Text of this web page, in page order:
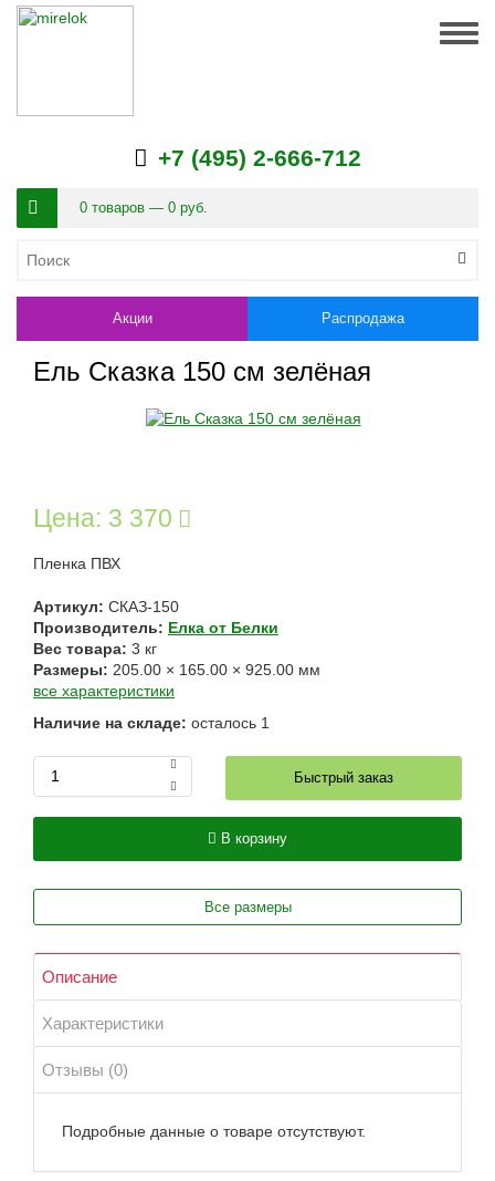
+7 (495) 2-666-712
0 товаров — 0 руб.
Акции Распродажа
Ель Сказка 150 см зелёная
Цена: 3 370
Пленка ПВХ
Артикул: СКАЗ-150
Производитель: Елка от Белки
Вес товара: 3 кг
Размеры: 205.00 × 165.00 × 925.00 мм
все характеристики
Наличие на складе: осталось 1
Быстрый заказ
В корзину
Все размеры
Описание
Характеристики
Отзывы (0)
Подробные данные о товаре отсутствуют.